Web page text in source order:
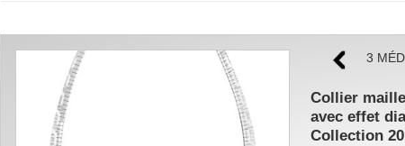
3
Collier
avec effet
Collection